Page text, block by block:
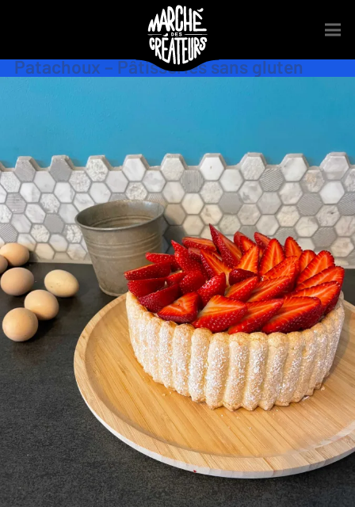
Patachoux – Pâtisseries sans gluten
Art Culinaire